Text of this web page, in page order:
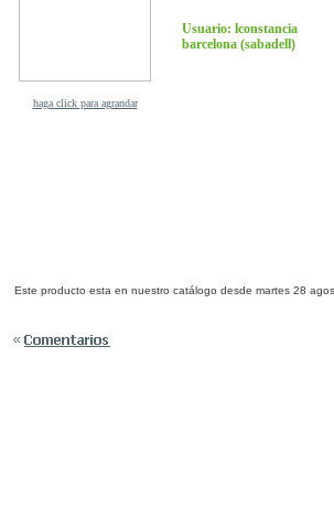
haga click para agrandar
Usuario: lconstancia
barcelona (sabadell)
Este producto esta en nuestro catálogo desde martes 28